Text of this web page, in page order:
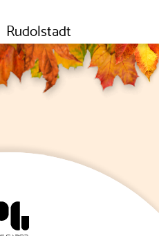
Rudolstadt